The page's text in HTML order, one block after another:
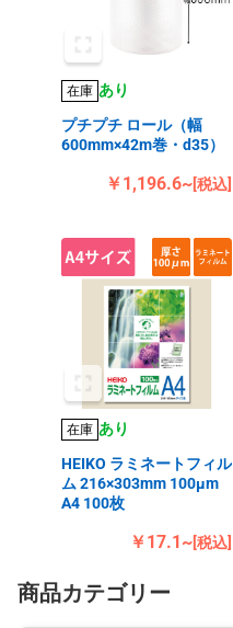
在庫 あり
プチプチ ロール（幅
600mm×42m巻・d35）
￥1,196.6~[税込]
在庫 あり
HEIKO ラミネートフィル
ム 216×303mm 100μm
A4 100枚
￥17.1~[税込]
商品カテゴリー